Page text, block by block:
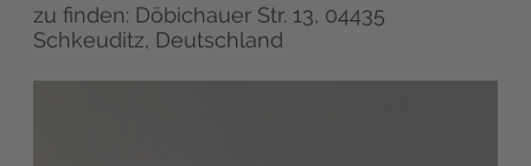
zu finden: Döbichauer Str. 13, 04435
Schkeuditz, Deutschland